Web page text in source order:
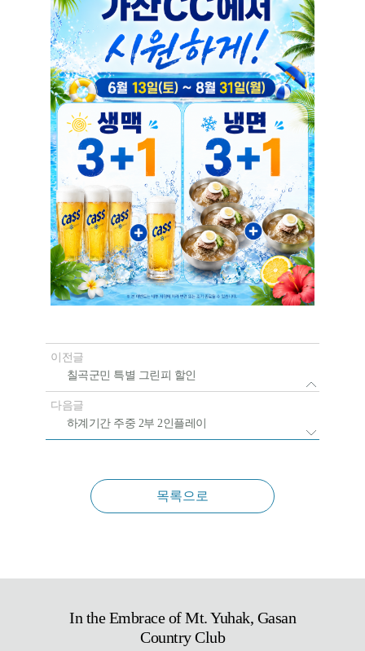
이전글
칠곡군민 특별 그린피 할인
다음글
하계기간 주중 2부 2인플레이
목록으로
In the Embrace of Mt. Yuhak, Gasan
Country Club